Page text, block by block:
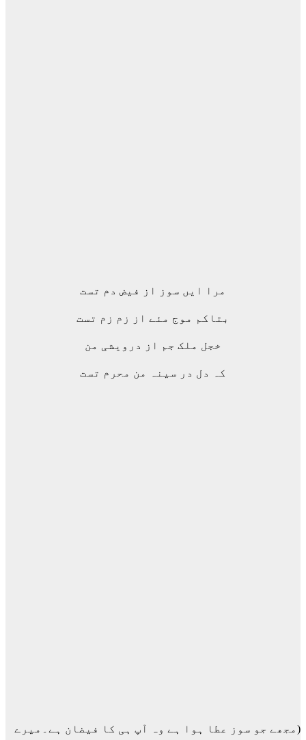
مرا ایں سوز از فیض دم تست
بتاکم موج مئے از زم زم تست
خجل ملک جم از درویشی من
کہ دل در سینہ من محرم تست
(مجھے جو سوز عطا ہوا ہے وہ آپ ہی کا فیضان ہے۔میرے